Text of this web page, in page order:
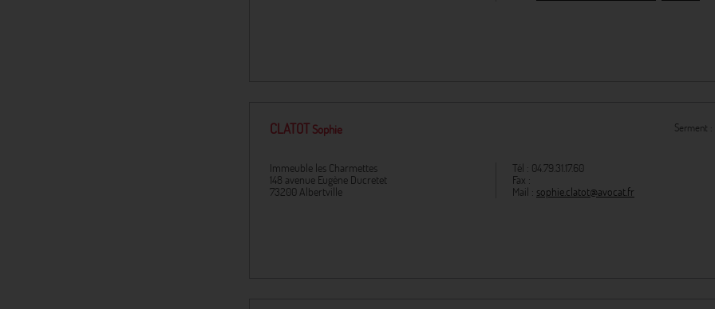
CLATOT Sophie Serment :
Immeuble les Charmettes
148 avenue Eugène Ducretet
73200 Albertville
Tél : 04.79.31.17.60
Fax :
Mail : sophie.clatot@avocat.fr